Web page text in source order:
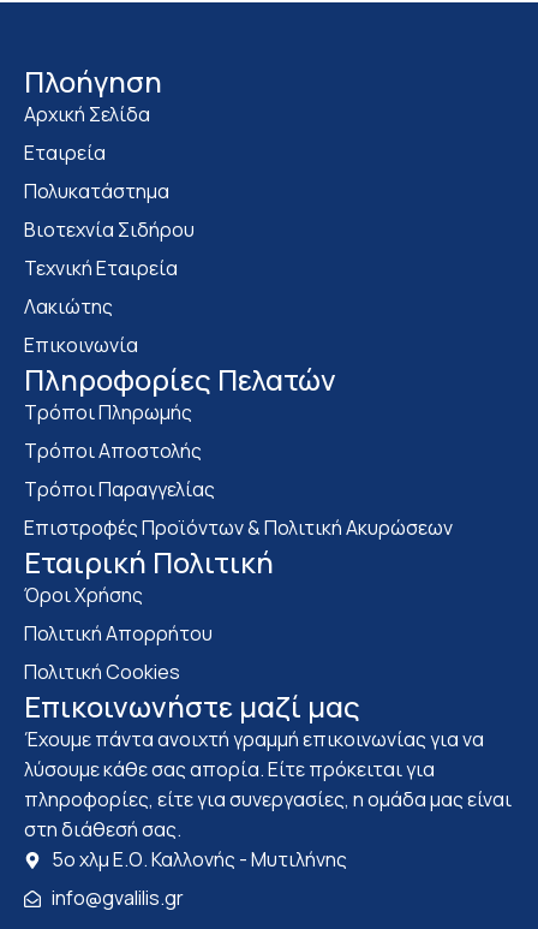
Πλοήγηση
Αρχική Σελίδα
Εταιρεία
Πολυκατάστημα
Bιοτεχνία Σιδήρου
Τεχνική Εταιρεία
Λακιώτης
Επικοινωνία
Πληροφορίες Πελατών
Τρόποι Πληρωμής
Τρόποι Αποστολής
Τρόποι Παραγγελίας
Επιστροφές Προϊόντων & Πολιτική Ακυρώσεων
Eταιρική Πολιτική
Όροι Χρήσης
Πολιτική Απορρήτου
Πολιτική Cookies
Επικοινωνήστε μαζί μας
Έχουμε πάντα ανοιχτή γραμμή επικοινωνίας για να
λύσουμε κάθε σας απορία. Είτε πρόκειται για
πληροφορίες, είτε για συνεργασίες, η ομάδα μας είναι
στη διάθεσή σας.
5ο χλμ Ε.Ο. Καλλονής - Μυτιλήνης
info@gvalilis.gr